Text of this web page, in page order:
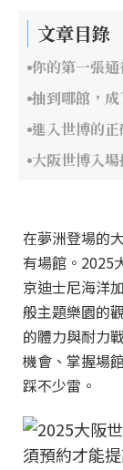
文章目錄
你的第一張
抽到哪館，
進入世博的
大阪世博入場
在夢洲登場的
有場館。2025
京迪士尼海洋
般主題樂園的
的體力與耐力
機會、掌握場
踩不少雷。